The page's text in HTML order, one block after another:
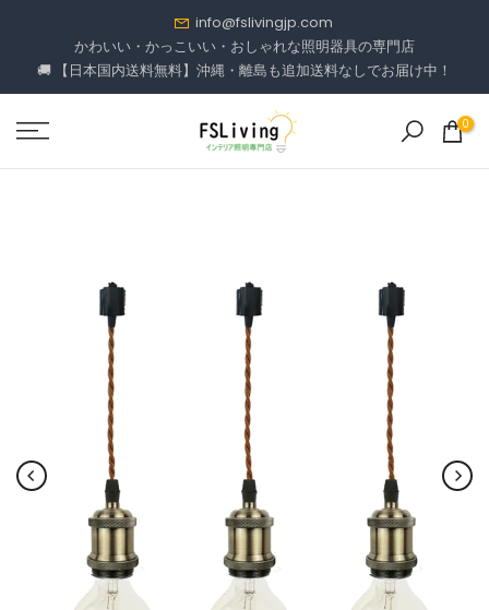
ン
ツ
進
info@fslivingjp.com
かわいい・かっこいい・おしゃれな照明器具の専門店
🚚 【日本国内送料無料】沖縄・離島も追加送料なしでお届け中！
0